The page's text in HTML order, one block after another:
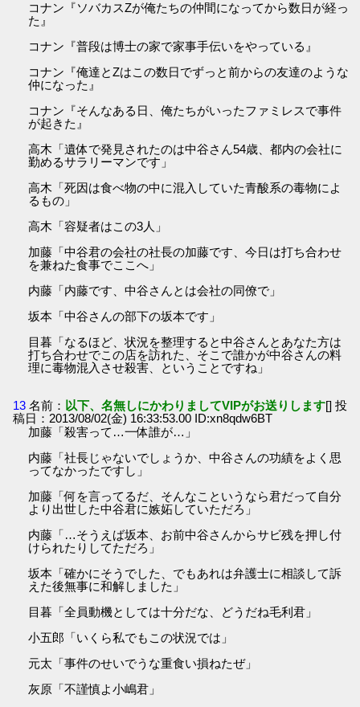
コナン『ソバカスZが俺たちの仲間になってから数日が経っ
た』
コナン『普段は博士の家で家事手伝いをやっている』
コナン『俺達とZはこの数日でずっと前からの友達のような
仲になった』
コナン『そんなある日、俺たちがいったファミレスで事件
が起きた』
高木「遺体で発見されたのは中谷さん54歳、都内の会社に
勤めるサラリーマンです」
高木「死因は食べ物の中に混入していた青酸系の毒物によ
るもの」
高木「容疑者はこの3人」
加藤「中谷君の会社の社長の加藤です、今日は打ち合わせ
を兼ねた食事でここへ」
内藤「内藤です、中谷さんとは会社の同僚で」
坂本「中谷さんの部下の坂本です」
目暮「なるほど、状況を整理すると中谷さんとあなた方は
打ち合わせでこの店を訪れた、そこで誰かが中谷さんの料
理に毒物混入させ殺害、ということですね」
13 名前： 以下、名無しにかわりましてVIPがお送りします[] 投
稿日：2013/08/02(金) 16:33:53.00 ID:xn8qdw6BT
加藤「殺害って…一体誰が…」
内藤「社長じゃないでしょうか、中谷さんの功績をよく思
ってなかったですし」
加藤「何を言ってるだ、そんなこというなら君だって自分
より出世した中谷君に嫉妬していただろ」
内藤「…そうえば坂本、お前中谷さんからサビ残を押し付
けられたりしてただろ」
坂本「確かにそうでした、でもあれは弁護士に相談して訴
えた後無事に和解しました」
目暮「全員動機としては十分だな、どうだね毛利君」
小五郎「いくら私でもこの状況では」
元太「事件のせいでうな重食い損ねたぜ」
灰原「不謹慎よ小嶋君」